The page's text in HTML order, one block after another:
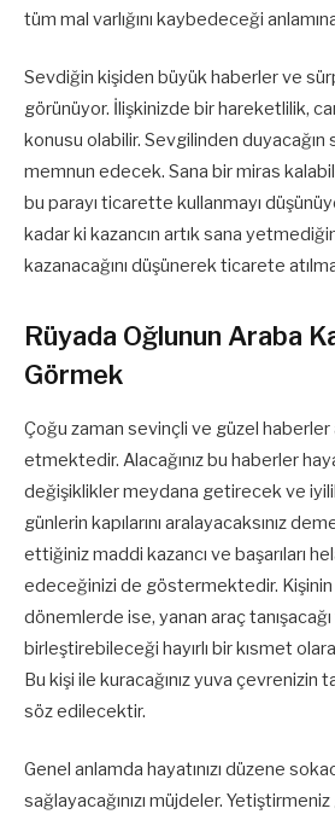
tüm mal varlığını kaybedeceği
Sevdiğin kişiden büyük haberler ve
görünüyor. İlişkinizde bir hareketlilik,
konusu olabilir. Sevgilinden duyacağın
memnun edecek. Sana bir miras
bu parayı ticarette kullanmayı
kadar ki kazancın artık sana
kazanacağını düşünerek ticarete
Rüyada Oğlunun Araba
Görmek
Çoğu zaman sevinçli ve güzel
etmektedir. Alacağınız bu haberler
değişiklikler meydana getirecek ve
günlerin kapılarını aralayacaksınız
ettiğiniz maddi kazancı ve başarıları
edeceğinizi de göstermektedir. Kişinin
dönemlerde ise, yanan araç tanışacağı
birleştirebileceği hayırlı bir kısmet
Bu kişi ile kuracağınız yuva çevrenizin
söz edilecektir.
Genel anlamda hayatınızı düzene
sağlayacağınızı müjdeler.